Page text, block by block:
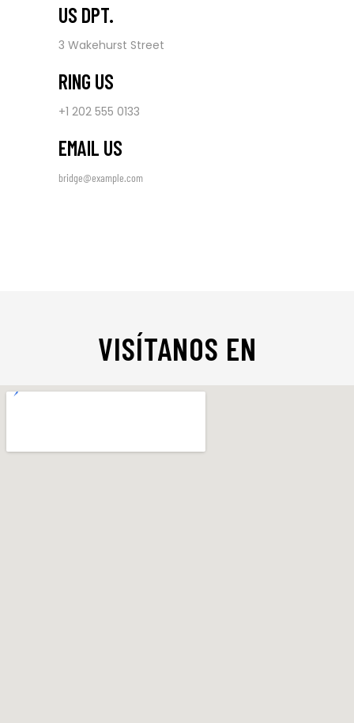
US DPT.
3 Wakehurst Street
RING US
+1 202 555 0133
EMAIL US
bridge@example.com
VISÍTANOS EN